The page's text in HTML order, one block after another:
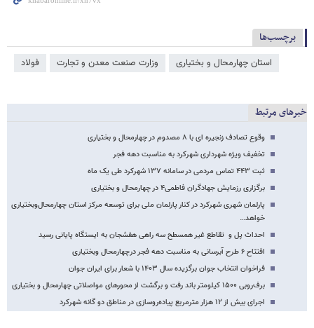
برچسب‌ها
استان چهارمحال و بختیاری وزارت صنعت معدن و تجارت فولاد
خبرهای مرتبط
وقوع تصادف زنجیره ای با ۸ مصدوم در چهارمحال و بختیاری
تخفیف ویژه شهرداری شهرکرد به مناسبت دهه فجر
ثبت ۴۴۳ تماس مردمی در سامانه ۱۳۷ شهرکرد طی یک ماه
برگزاری رزمایش جهادگران فاطمی۴ در چهارمحال و بختیاری
پارلمان شهری شهرکرد در کنار پارلمان ملی برای توسعه مرکز استان چهارمحال‌وبختیاری
خواهد…
احداث پل و تقاطع غیر همسطح سه راهی هفشجان به ایستگاه پایانی رسید
افتتاح ۶ طرح آبرسانی به مناسبت دهه فجر درچهارمحال وبختیاری
فراخوان انتخاب جوان برگزیده سال ۱۴۰۳ با شعار برای ایران جوان
برف‌روبی ۱۵۰۰ کیلومتر باند رفت و برگشت از محورهای مواصلاتی چهارمحال و بختیاری
اجرای بیش از ۱۲ هزار مترمربع پیاده‌روسازی در مناطق دو گانه شهرکرد